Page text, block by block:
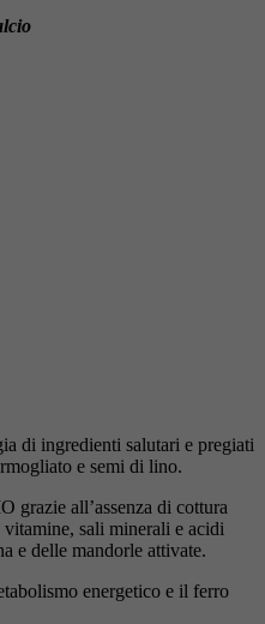
di ingredienti salutari e pregiati
e semi di lino.
grazie all’assenza di cottura
sali minerali e acidi
e delle mandorle attivate.
energetico e il ferro